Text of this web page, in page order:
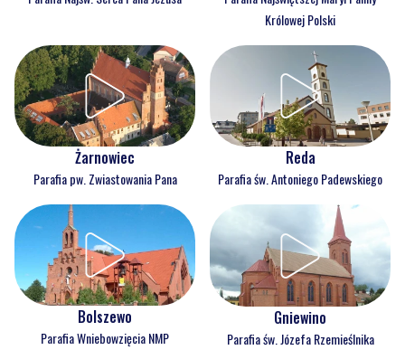
Królowej Polski
Żarnowiec
Parafia pw. Zwiastowania Pana
Reda
Parafia św. Antoniego Padewskiego
Bolszewo
Parafia Wniebowzięcia NMP
Gniewino
Parafia św. Józefa Rzemieślnika